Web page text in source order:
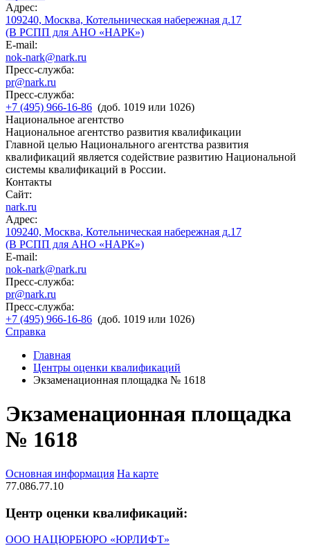
Адрес:
109240, Москва, Котельническая набережная д.17
(В РСПП для АНО «НАРК»)
E-mail:
nok-nark@nark.ru
Пресс-служба:
pr@nark.ru
Пресс-служба:
+7 (495) 966-16-86 (доб. 1019 или 1026)
Национальное агентство
Национальное агентство развития квалификации
Главной целью Национального агентства развития
квалификаций является содействие развитию Национальной
системы квалификаций в России.
Контакты
Сайт:
nark.ru
Адрес:
109240, Москва, Котельническая набережная д.17
(В РСПП для АНО «НАРК»)
E-mail:
nok-nark@nark.ru
Пресс-служба:
pr@nark.ru
Пресс-служба:
+7 (495) 966-16-86 (доб. 1019 или 1026)
Справка
Главная
Центры оценки квалификаций
Экзаменационная площадка № 1618
Экзаменационная площадка
№ 1618
Основная информация На карте
77.086.77.10
Центр оценки квалификаций:
ООО НАЦЮРБЮРО «ЮРЛИФТ»